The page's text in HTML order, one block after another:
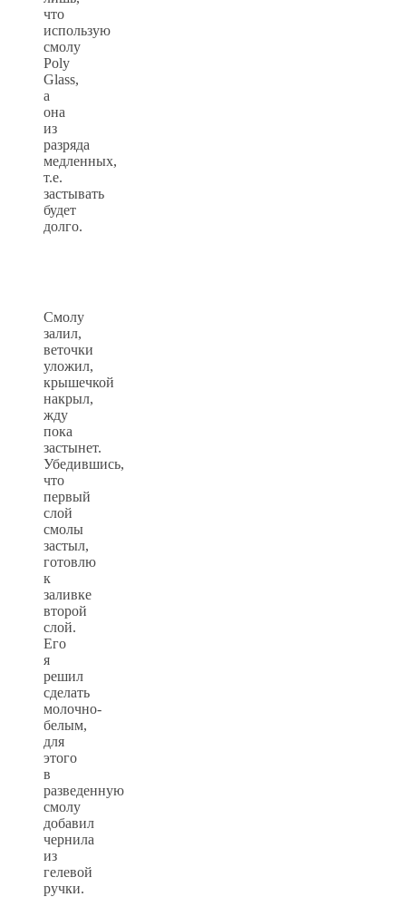
что
использую
смолу
Poly
Glass,
а
она
из
разряда
медленных,
т.е.
застывать
будет
долго.
Смолу
залил,
веточки
уложил,
крышечкой
накрыл,
жду
пока
застынет.
Убедившись,
что
первый
слой
смолы
застыл,
готовлю
к
заливке
второй
слой.
Его
я
решил
сделать
молочно-
белым,
для
этого
в
разведенную
смолу
добавил
чернила
из
гелевой
ручки.